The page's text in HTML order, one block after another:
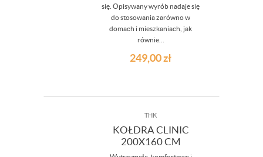
się. Opisywany wyrób nadaje się
do stosowania zarówno w
domach i mieszkaniach, jak
równie...
249,00zł
THK
KOŁDRA CLINIC
200X160 CM